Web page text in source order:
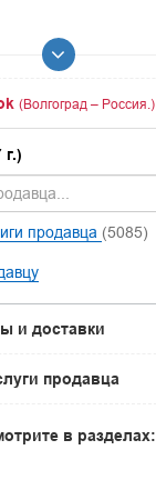
(Волгоград – Россия.)
продавца (5085)
и доставки
продавца
в разделах: